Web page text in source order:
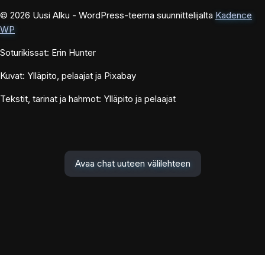
© 2026 Uusi Alku - WordPress-teema suunnittelijalta Kadence
WP
Soturikissat: Erin Hunter
Kuvat: Ylläpito, pelaajat ja Pixabay
Tekstit, tarinat ja hahmot: Ylläpito ja pelaajat
Avaa chat uuteen välilehteen